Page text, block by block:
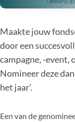
Maakte jouw
door een
campagne, -event,
Nomineer deze
het jaar’.
Een van de